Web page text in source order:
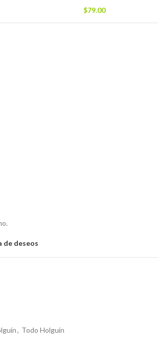
$79.00
de deseos
, Todo Holguín